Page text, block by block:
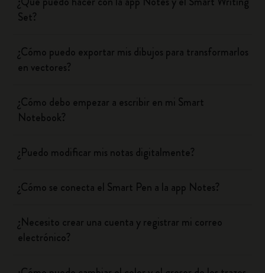
Set?
¿Cómo puedo exportar mis dibujos para transformarlos
en vectores?
¿Cómo debo empezar a escribir en mi Smart
Notebook?
¿Puedo modificar mis notas digitalmente?
¿Cómo se conecta el Smart Pen a la app Notes?
¿Necesito crear una cuenta y registrar mi correo
electrónico?